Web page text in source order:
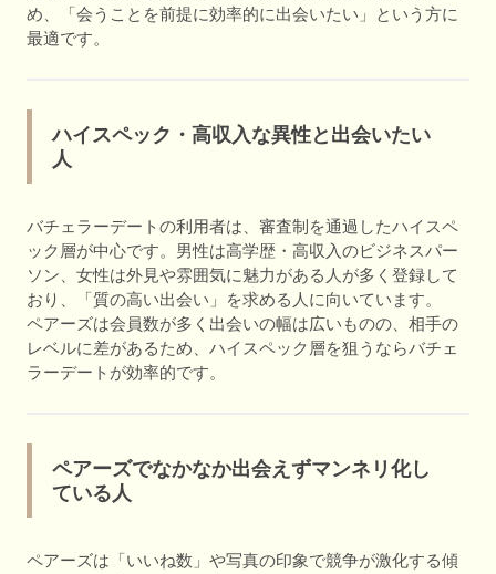
め、「会うことを前提に効率的に出会いたい」という方に
最適です。
ハイスペック・高収入な異性と出会いたい
人
バチェラーデートの利用者は、審査制を通過したハイスペ
ック層が中心です。男性は高学歴・高収入のビジネスパー
ソン、女性は外見や雰囲気に魅力がある人が多く登録して
おり、「質の高い出会い」を求める人に向いています。
ペアーズは会員数が多く出会いの幅は広いものの、相手の
レベルに差があるため、ハイスペック層を狙うならバチェ
ラーデートが効率的です。
ペアーズでなかなか出会えずマンネリ化し
ている人
ペアーズは「いいね数」や写真の印象で競争が激化する傾